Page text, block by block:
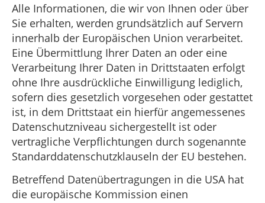
Alle Informationen, die wir von Ihnen oder über
Sie erhalten, werden grundsätzlich auf Servern
innerhalb der Europäischen Union verarbeitet.
Eine Übermittlung Ihrer Daten an oder eine
Verarbeitung Ihrer Daten in Drittstaaten erfolgt
ohne Ihre ausdrückliche Einwilligung lediglich,
sofern dies gesetzlich vorgesehen oder gestattet
ist, in dem Drittstaat ein hierfür angemessenes
Datenschutzniveau sichergestellt ist oder
vertragliche Verpflichtungen durch sogenannte
Standarddatenschutzklauseln der EU bestehen.
Betreffend Datenübertragungen in die USA hat
die europäische Kommission einen